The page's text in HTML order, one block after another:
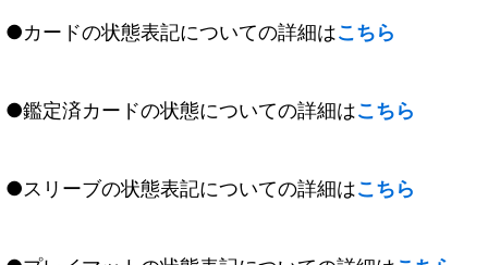
●カードの状態表記についての詳細はこちら
●鑑定済カードの状態についての詳細はこちら
●スリーブの状態表記についての詳細はこちら